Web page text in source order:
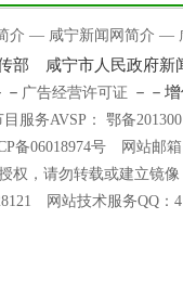
介 — 咸宁新闻网简介 —
部 咸宁市人民政府
－ 广告经营许可证 －－
服务AVSP： 鄂备
备06018974号 网站邮箱
权，请勿转载或建立镜
网站技术服务QQ：